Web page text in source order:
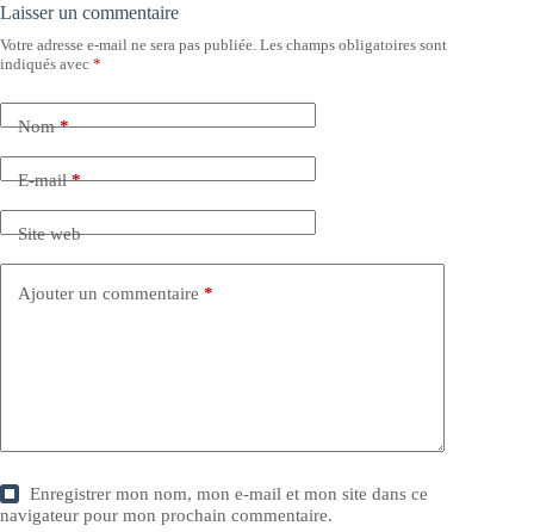
Laisser un commentaire
Votre adresse e-mail ne sera pas publiée. Les champs obligatoires sont
indiqués avec *
Nom*
E-mail*
Site web
Ajouter un commentaire *
Enregistrer mon nom, mon e-mail et mon site dans ce
navigateur pour mon prochain commentaire.